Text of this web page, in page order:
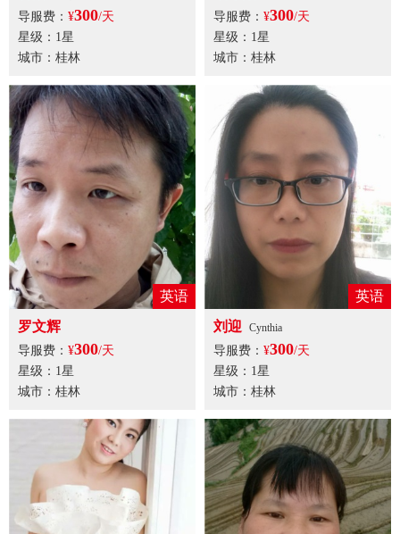
导服费： ¥300/天
星级：1星
城市：桂林
导服费： ¥300/天
星级：1星
城市：桂林
英语
罗文辉
导服费： ¥300/天
星级：1星
城市：桂林
英语
刘迎
Cynthia
导服费： ¥300/天
星级：1星
城市：桂林